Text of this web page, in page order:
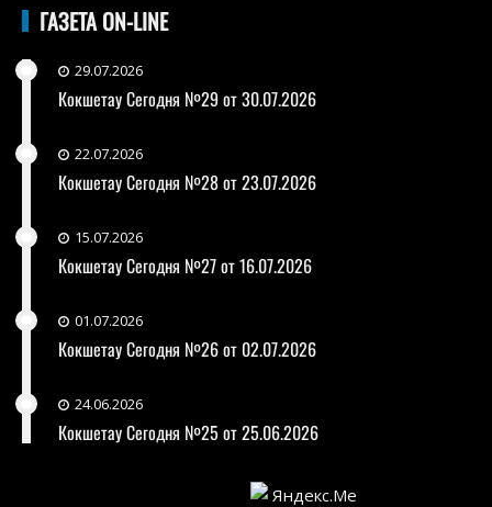
ГАЗЕТА ON-LINE
29.07.2026
Кокшетау Сегодня №29 от 30.07.2026
22.07.2026
Кокшетау Сегодня №28 от 23.07.2026
15.07.2026
Кокшетау Сегодня №27 от 16.07.2026
01.07.2026
Кокшетау Сегодня №26 от 02.07.2026
24.06.2026
Кокшетау Сегодня №25 от 25.06.2026